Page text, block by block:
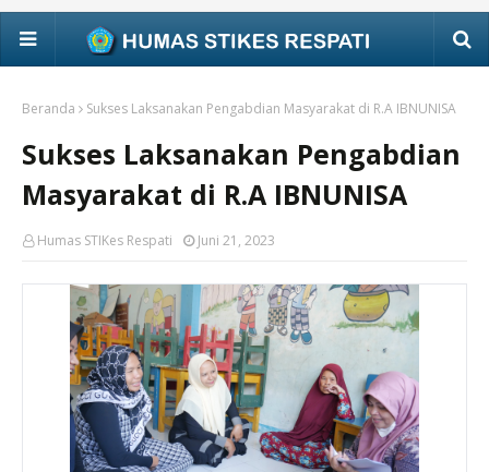
Beranda Sukses Laksanakan Pengabdian Masyarakat di R.A IBNUNISA
Sukses Laksanakan Pengabdian
Masyarakat di R.A IBNUNISA
Humas STIKes Respati Juni 21, 2023